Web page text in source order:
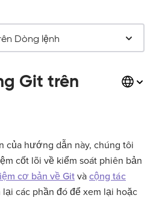
Git trên
của hướng dẫn này, chúng tôi
cốt lõi về kiểm soát phiên bản
cơ bản về Git và cộng tác
lại các phần đó để xem lại hoặc
Dòng lệnh